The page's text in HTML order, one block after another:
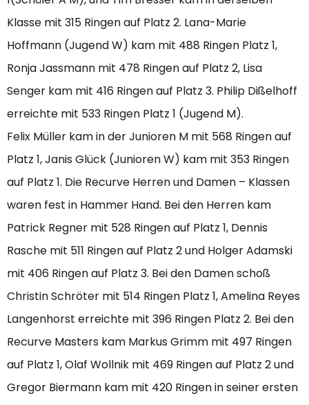
Klasse mit 315 Ringen auf Platz 2. Lana-Marie
Hoffmann (Jugend W) kam mit 488 Ringen Platz 1,
Ronja Jassmann mit 478 Ringen auf Platz 2, Lisa
Senger kam mit 416 Ringen auf Platz 3. Philip Dißelhoff
erreichte mit 533 Ringen Platz 1 (Jugend M).
Felix Müller kam in der Junioren M mit 568 Ringen auf
Platz 1, Janis Glück (Junioren W) kam mit 353 Ringen
auf Platz 1. Die Recurve Herren und Damen – Klassen
waren fest in Hammer Hand. Bei den Herren kam
Patrick Regner mit 528 Ringen auf Platz 1, Dennis
Rasche mit 511 Ringen auf Platz 2 und Holger Adamski
mit 406 Ringen auf Platz 3. Bei den Damen schoß
Christin Schröter mit 514 Ringen Platz 1, Amelina Reyes
Langenhorst erreichte mit 396 Ringen Platz 2. Bei den
Recurve Masters kam Markus Grimm mit 497 Ringen
auf Platz 1, Olaf Wollnik mit 469 Ringen auf Platz 2 und
Gregor Biermann kam mit 420 Ringen in seiner ersten